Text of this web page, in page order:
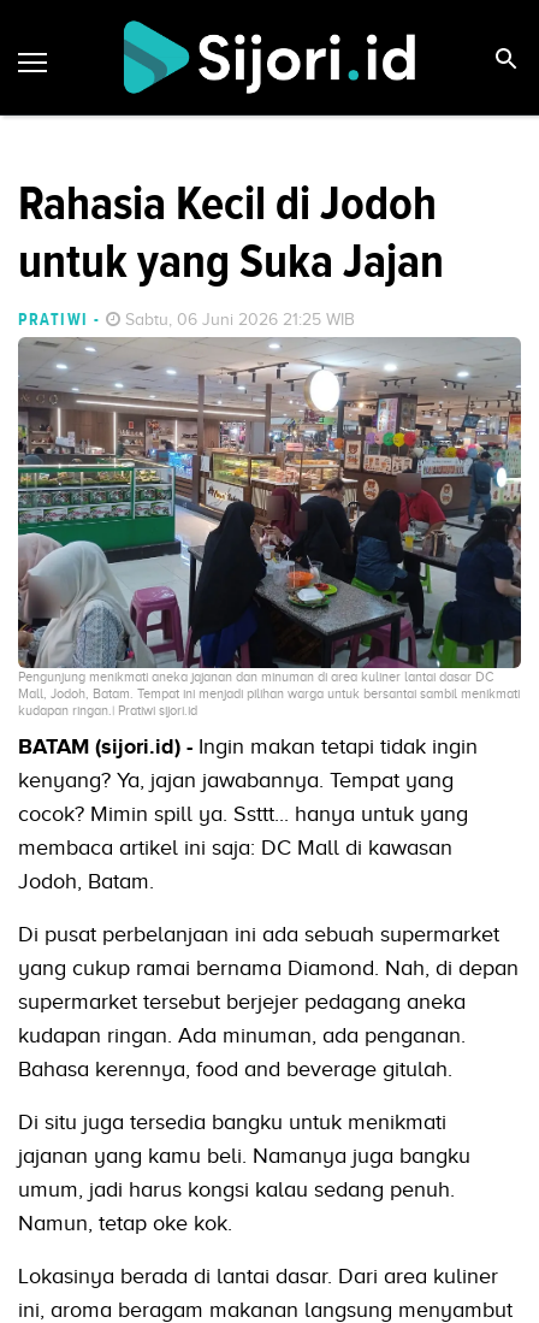
Rahasia Kecil di Jodoh
untuk yang Suka Jajan
PRATIWI - Sabtu, 06 Juni 2026 21:25 WIB
Pengunjung menikmati aneka jajanan dan minuman di area kuliner lantai dasar DC
Mall, Jodoh, Batam. Tempat ini menjadi pilihan warga untuk bersantai sambil menikmati
kudapan ringan.| Pratiwi sijori.id
BATAM (sijori.id) - Ingin makan tetapi tidak ingin
kenyang? Ya, jajan jawabannya. Tempat yang
cocok? Mimin spill ya. Ssttt... hanya untuk yang
membaca artikel ini saja: DC Mall di kawasan
Jodoh, Batam.
Di pusat perbelanjaan ini ada sebuah supermarket
yang cukup ramai bernama Diamond. Nah, di depan
supermarket tersebut berjejer pedagang aneka
kudapan ringan. Ada minuman, ada penganan.
Bahasa kerennya, food and beverage gitulah.
Di situ juga tersedia bangku untuk menikmati
jajanan yang kamu beli. Namanya juga bangku
umum, jadi harus kongsi kalau sedang penuh.
Namun, tetap oke kok.
Lokasinya berada di lantai dasar. Dari area kuliner
ini, aroma beragam makanan langsung menyambut